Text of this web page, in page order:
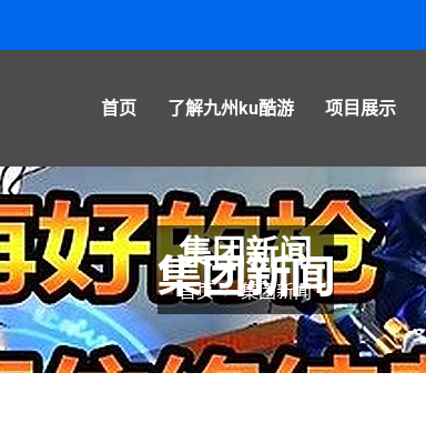
首页 了解九州ku酷游 项目展示
集团新闻
首页 集团新闻